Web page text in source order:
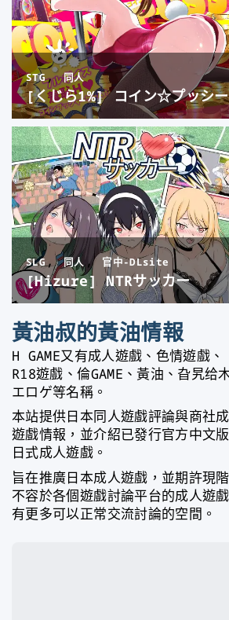
黃油叔的黃油情報
H GAME又有成人遊戲、色情遊戲、
R18遊戲、倫GAME、黃油、旮旯给
エロゲ等名稱。
本站提供日本同人遊戲評論與商社
遊戲情報，並介紹已發行官方中文
日式成人遊戲。
旨在推廣日本成人遊戲，並期許現
不容於各個遊戲討論平台的成人遊
有更多可以正常交流討論的空間。